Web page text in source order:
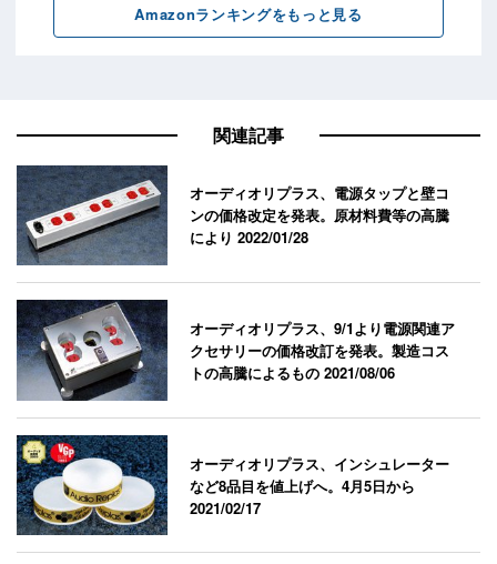
関連記事
オーディオリプラス、電源タップと壁コ
ンの価格改定を発表。原材料費等の高騰
により2022/01/28
オーディオリプラス、9/1より電源関連ア
クセサリーの価格改訂を発表。製造コス
トの高騰によるもの2021/08/06
オーディオリプラス、インシュレーター
など8品目を値上げへ。4月5日から
2021/02/17